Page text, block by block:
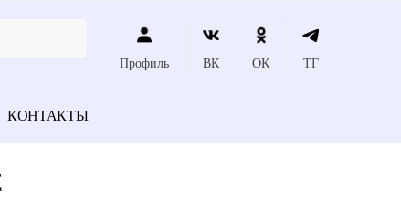
Профиль ВК ОК ТГ
КОНТАКТЫ